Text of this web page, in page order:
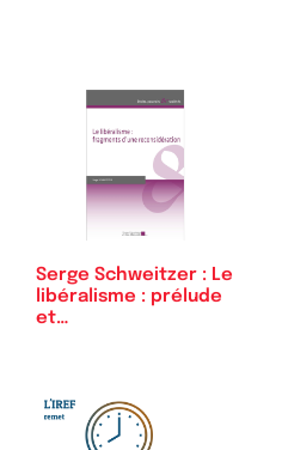
Serge Schweitzer : Le
libéralisme : prélude
et…